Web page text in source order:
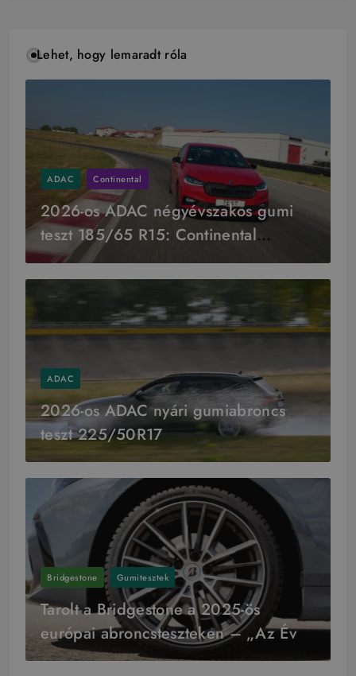
Lehet, hogy lemaradt róla
ADAC Continental
2026-os ADAC négyévszakos gumi
teszt 185/65 R15: Continental
győzelem
ADAC
2026-os ADAC nyári gumiabroncs
teszt 225/50R17
Bridgestone Gumitesztek
Tarolt a Bridgestone a 2025-ös
európai abroncsteszteken – „Az Év
Gyártója” cím is az övék